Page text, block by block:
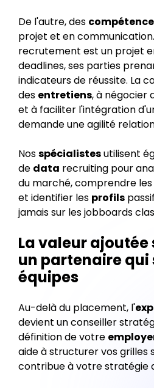
De l'autre, des
projet et en
recrutement est un projet
deadlines, ses parties
indicateurs de réussite. La
des entretiens, à négocier
et à faciliter l'intégration
demande une agilité
Nosspécialistesutilisent
de data recruiting pour
du marché, comprendre
et identifier les profils
jamais sur les jobboards
La valeur
un partenaire
équipes
Au-delà du placement, l'
devient un conseiller
définition de votre
aide à structurer vos grilles
contribue à votre stratégie